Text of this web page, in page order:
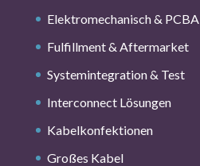
Elektromechanisch & PCBA
Fulfillment & Aftermarket
Systemintegration & Test
Interconnect Lösungen
Kabelkonfektionen
Großes Kabel